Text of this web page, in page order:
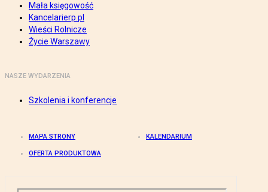
Mała księgowość
Kancelarierp.pl
Wieści Rolnicze
Życie Warszawy
NASZE WYDARZENIA
Szkolenia i konferencje
MAPA STRONY KALENDARIUM
OFERTA PRODUKTOWA